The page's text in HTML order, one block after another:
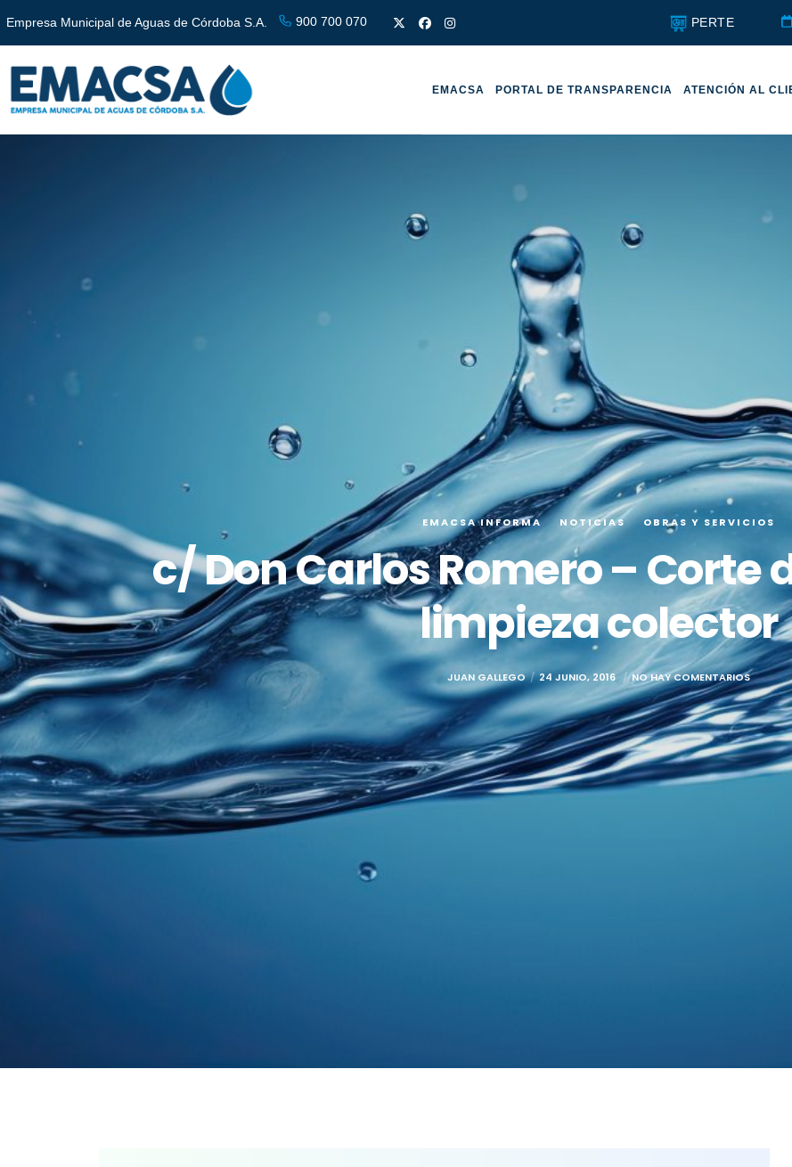
Empresa Municipal de Aguas de Córdoba S.A. 900 700 070 PERTE
EMACSA PORTAL DE TRANSPARENCIA ATENCIÓN AL
EMACSA INFORMA NOTICIAS OBRAS Y SERVICIOS
c/ Don Carlos Romero – Corte
limpieza colector
JUAN GALLEGO 24 JUNIO, 2016 NO HAY COMENTARIOS